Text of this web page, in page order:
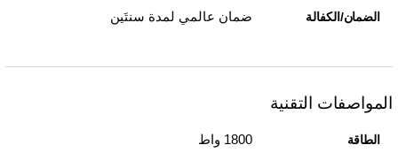
الضمان/الكفالة ضمان عالمي لمدة سنتَين
المواصفات التقنية
الطاقة 1800 واط